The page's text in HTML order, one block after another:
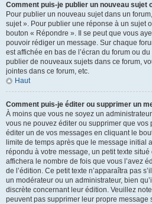
Comment puis-je publier un nouveau sujet
Pour publier un nouveau sujet dans un
sujet ». Pour publier une réponse à un sujet
bouton « Répondre ». Il se peut que vous
pouvoir rédiger un message. Sur chaque
est affichée en bas de l’écran du forum ou
publier de nouveaux sujets dans ce forum,
jointes dans ce forum, etc.
Haut
Comment puis-je éditer ou supprimer un
À moins que vous ne soyez un
vous ne pouvez éditer ou supprimer que vos
éditer un de vos messages en cliquant le
limite de temps après que le message initial
répondu à votre message, un petit texte
affichera le nombre de fois que vous l’avez
de l’édition. Ce petit texte n’apparaîtra pas
un modérateur ou un administrateur, bien
discrète concernant leur édition. Veuillez
peuvent pas supprimer leur propre message